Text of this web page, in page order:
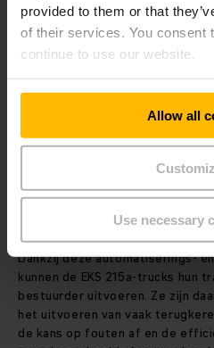
provided to them or that
of their services. You consent
continue to use our website.
Allow all
Use necessary
Systemen voor
medewerkers
goederenontvangst en het
automatisch geleid voertuig op
orderverzamelaar op
automatiseert alleen
serieproductie. De truck
van een laser en door het
Dankzij deze automatiserings-
kunnen de EKS 215a-trucks hun
bestuurder uitvoeren. Ze zijn
het uitvoeren van vaak
de kans op fouten af en de